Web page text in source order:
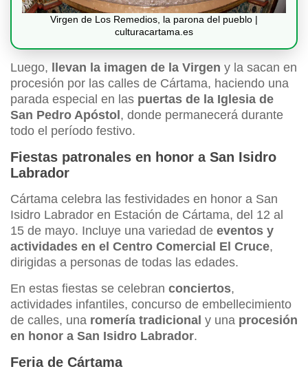
Virgen de Los Remedios, la parona del pueblo |
culturacartama.es
Luego, llevan la imagen de la Virgen y la sacan en
procesión por las calles de Cártama, haciendo una
parada especial en las puertas de la Iglesia de
San Pedro Apóstol , donde permanecerá durante
todo el período festivo.
Fiestas patronales en honor a San Isidro
Labrador
Cártama celebra las festividades en honor a San
Isidro Labrador en Estación de Cártama, del 12 al
15 de mayo. Incluye una variedad de eventos y
actividades en el Centro Comercial El Cruce,
dirigidas a personas de todas las edades.
En estas fiestas se celebran conciertos,
actividades infantiles, concurso de embellecimiento
de calles, una romería tradicional y una procesión
en honor a San Isidro Labrador.
Feria de Cártama